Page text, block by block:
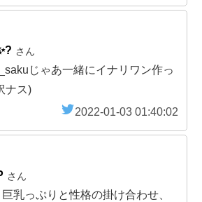
さん
じゃあ一緒にイナリワン作っ
ナス)
2022-01-03 01:40:02
さん
乳っぷりと性格の掛け合わせ、